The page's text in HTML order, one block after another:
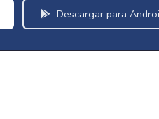
Descargar para